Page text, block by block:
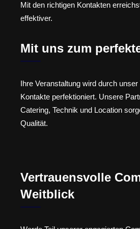
Mit den richtigen Kontakten
effektiver.
Mit uns zum
Ihre Veranstaltung wird durch
Kontakte perfektioniert. Unsere
Catering, Technik und Location
Qualität.
Vertrauensvolle
Weitblick